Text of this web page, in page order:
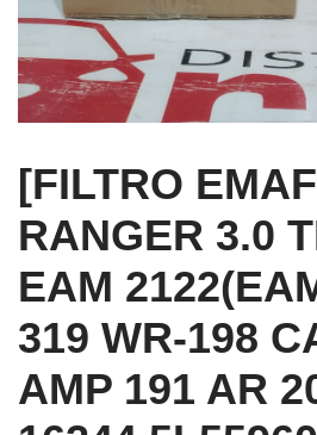
[FILTRO
RANGER 3.0
EAM
319 WR-198
AMP 191 AR